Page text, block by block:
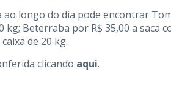
longo do dia pode encontrar
kg; Beterraba por R$ 35,00 a saca
de 20 kg.
clicando aqui.